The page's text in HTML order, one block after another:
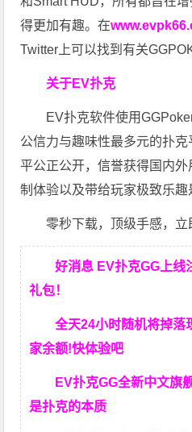
得更加有趣。在
Twitter上可以找到有关
关于EV扑克
EV扑克软件使用
公信力与趣味性最多元的扑
平公正公开，信誉获得国内
制体验以及带给玩家极致乐趣
零秒下载，顶级手感，立
好消息 EV扑克GG上线
礼包！
全天24小时随机将掉落
家余额!快体验吧
EV扑克GG全新中文旗
是扑克的本质